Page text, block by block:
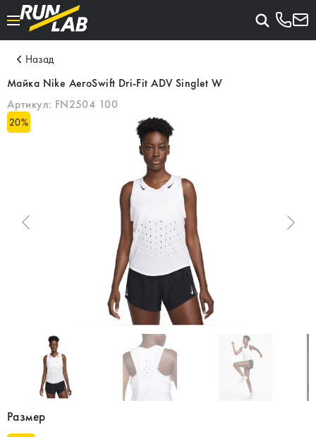
Назад
Майка Nike AeroSwift Dri-Fit ADV Singlet W
Артикул: FN2504 100
20%
Размер